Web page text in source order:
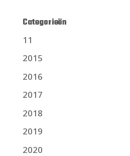
Categorieën
11
2015
2016
2017
2018
2019
2020